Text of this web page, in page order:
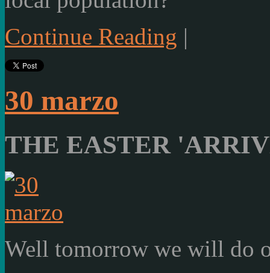
Continue Reading |
30 marzo
THE EASTER
Well tomorrow we will do